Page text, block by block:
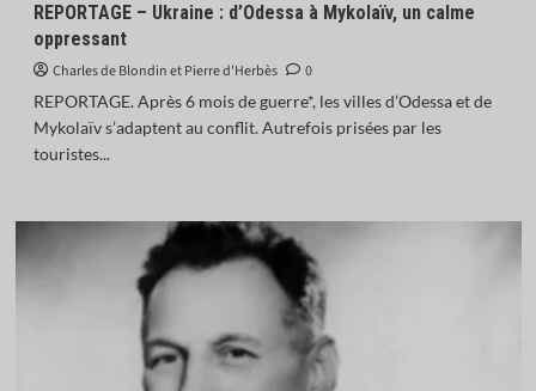
REPORTAGE – Ukraine : d’Odessa à Mykolaïv, un calme
oppressant
Charles de Blondin et Pierre d'Herbès
0
REPORTAGE. Après 6 mois de guerre*, les villes d’Odessa et de
Mykolaïv s’adaptent au conflit. Autrefois prisées par les
touristes...